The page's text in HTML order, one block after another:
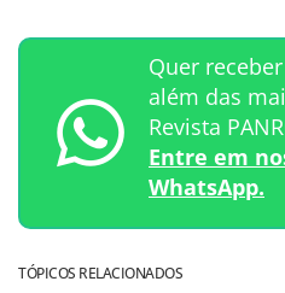
Quer
além das
Revista
Entre em
WhatsApp.
TÓPICOS RELACIONADOS